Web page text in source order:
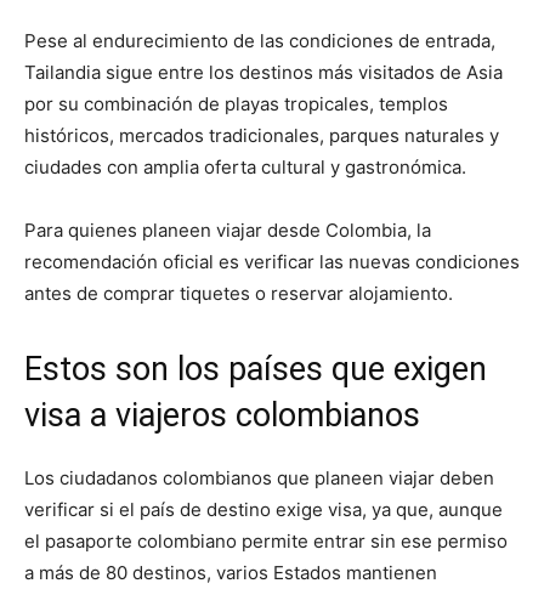
Pese al endurecimiento de las condiciones de entrada,
Tailandia sigue entre los destinos más visitados de Asia
por su combinación de playas tropicales, templos
históricos, mercados tradicionales, parques naturales y
ciudades con amplia oferta cultural y gastronómica.
Para quienes planeen viajar desde Colombia, la
recomendación oficial es verificar las nuevas condiciones
antes de comprar tiquetes o reservar alojamiento.
Estos son los países que exigen
visa a viajeros colombianos
Los ciudadanos colombianos que planeen viajar deben
verificar si el país de destino exige visa, ya que, aunque
el pasaporte colombiano permite entrar sin ese permiso
a más de 80 destinos, varios Estados mantienen